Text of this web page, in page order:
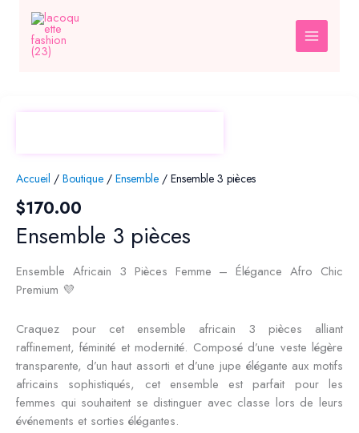
contenu
Accueil / Boutique / Ensemble / Ensemble 3 pièces
$170.00
Ensemble 3 pièces
Ensemble Africain 3 Pièces Femme – Élégance Afro Chic
Premium 💜
Craquez pour cet ensemble africain 3 pièces alliant
raffinement, féminité et modernité. Composé d’une veste légère
transparente, d’un haut assorti et d’une jupe élégante aux motifs
africains sophistiqués, cet ensemble est parfait pour les
femmes qui souhaitent se distinguer avec classe lors de leurs
événements et sorties élégantes.